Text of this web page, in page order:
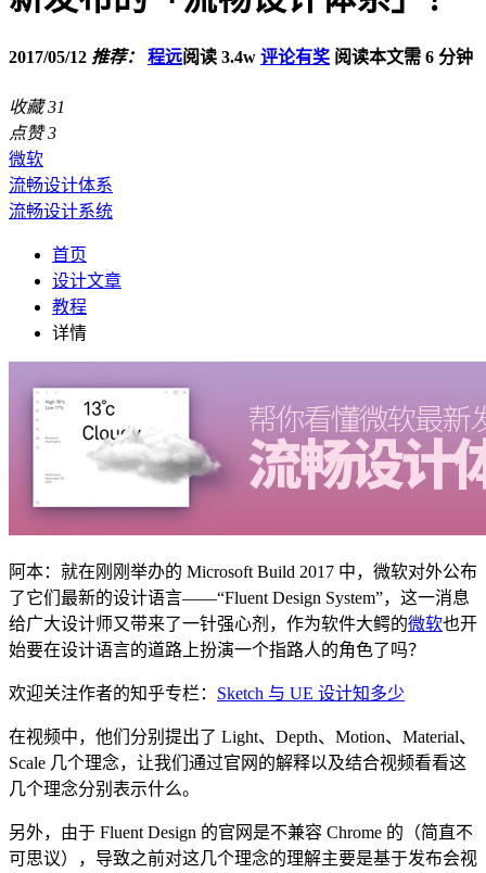
2017/05/12 推荐： 程远阅读 3.4w 评论有奖 阅读本文需 6 分钟
收藏 31
点赞 3
微软
流畅设计体系
流畅设计系统
首页
设计文章
教程
详情
阿本：就在刚刚举办的 Microsoft Build 2017 中，微软对外公布
了它们最新的设计语言——“Fluent Design System”，这一消息
给广大设计师又带来了一针强心剂，作为软件大鳄的微软也开
始要在设计语言的道路上扮演一个指路人的角色了吗？
欢迎关注作者的知乎专栏： Sketch 与 UE 设计知多少
在视频中，他们分别提出了 Light、Depth、Motion、Material、
Scale 几个理念，让我们通过官网的解释以及结合视频看看这
几个理念分别表示什么。
另外，由于 Fluent Design 的官网是不兼容 Chrome 的（简直不
可思议），导致之前对这几个理念的理解主要是基于发布会视